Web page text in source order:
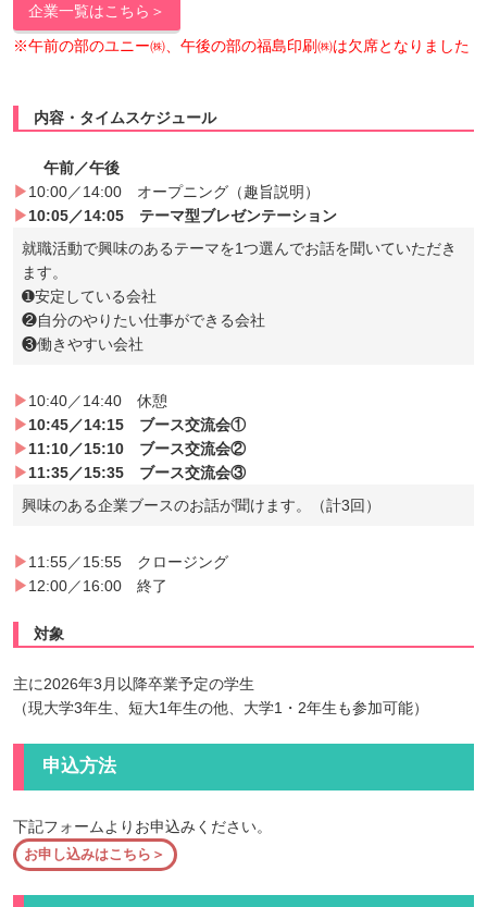
企業一覧はこちら＞
※午前の部のユニー㈱、午後の部の福島印刷㈱は欠席となりました
内容・タイムスケジュール
午前／午後
▶10:00／14:00 オープニング（趣旨説明）
▶10:05／14:05 テーマ型ブレゼンテーション
就職活動で興味のあるテーマを1つ選んでお話を聞いていただき
ます。
➊安定している会社
❷自分のやりたい仕事ができる会社
❸働きやすい会社
▶10:40／14:40 休憩
▶10:45／14:15 ブース交流会①
▶11:10／15:10 ブース交流会②
▶11:35／15:35 ブース交流会③
興味のある企業ブースのお話が聞けます。（計3回）
▶11:55／15:55 クロージング
▶12:00／16:00 終了
対象
主に2026年3月以降卒業予定の学生
（現大学3年生、短大1年生の他、大学1・2年生も参加可能）
申込方法
下記フォームよりお申込みください。